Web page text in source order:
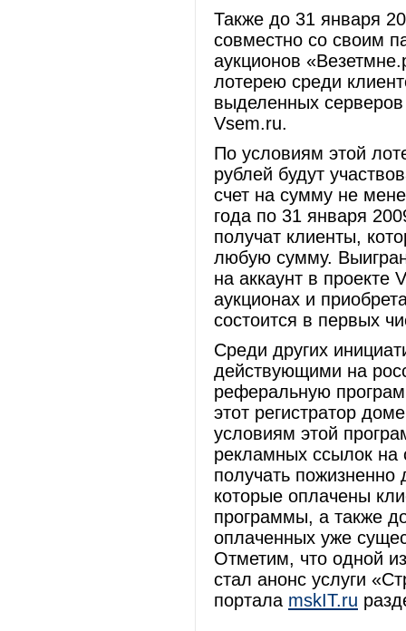
Также до 31 января
совместно со своим
аукционов
лотерею среди
выделенных
Vsem.ru.
По условиям этой
рублей будут
счет на сумму не
года по 31 января
получат клиенты,
любую сумму.
на аккаунт в проекте
аукционах и
состоится в первых
Среди других
действующими на
реферальную
этот регистратор
условиям этой
рекламных ссылок на
получать пожизненно
которые оплачены
программы, а также
оплаченных уже
Отметим, что одной
стал анонс услуги
портала mskIT.ru